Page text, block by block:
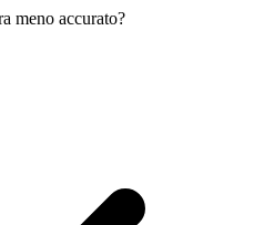
meno accurato?